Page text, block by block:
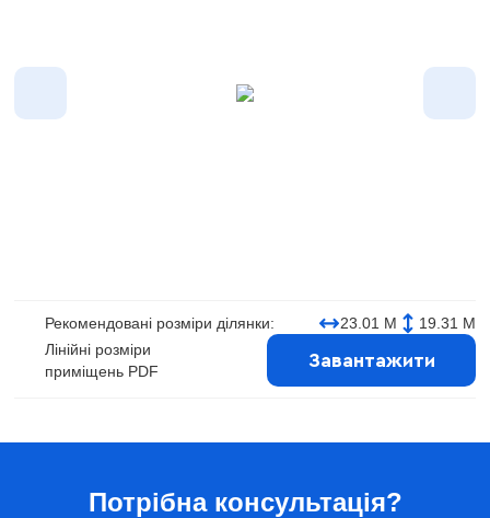
Рекомендовані розміри ділянки: 23.01 М
19.31 М
Лінійні розміри
приміщень PDF
Завантажити
Потрібна консультація?